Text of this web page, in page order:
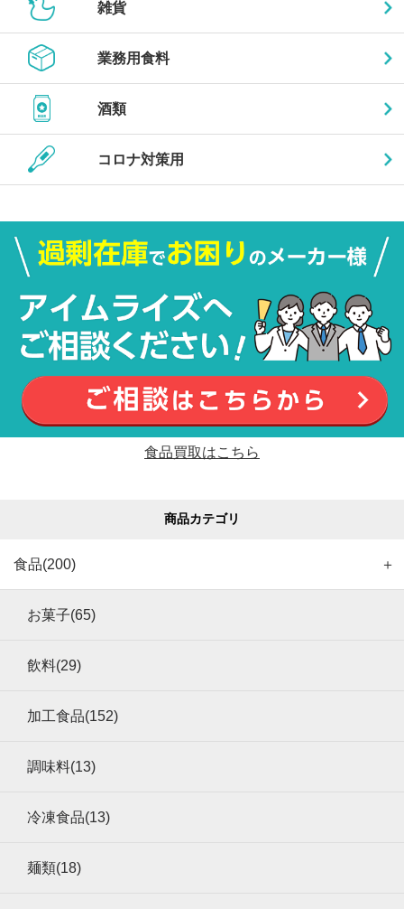
雑貨
業務用食料
酒類
コロナ対策用
食品買取はこちら
商品カテゴリ
食品(200) ＋
お菓子(65)
飲料(29)
加工食品(152)
調味料(13)
冷凍食品(13)
麺類(18)